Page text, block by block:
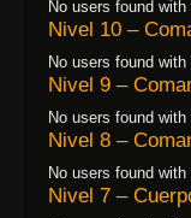
No users found
Nivel 10 –
No users found
Nivel 9 –
No users found
Nivel 8 –
No users found
Nivel 7 –